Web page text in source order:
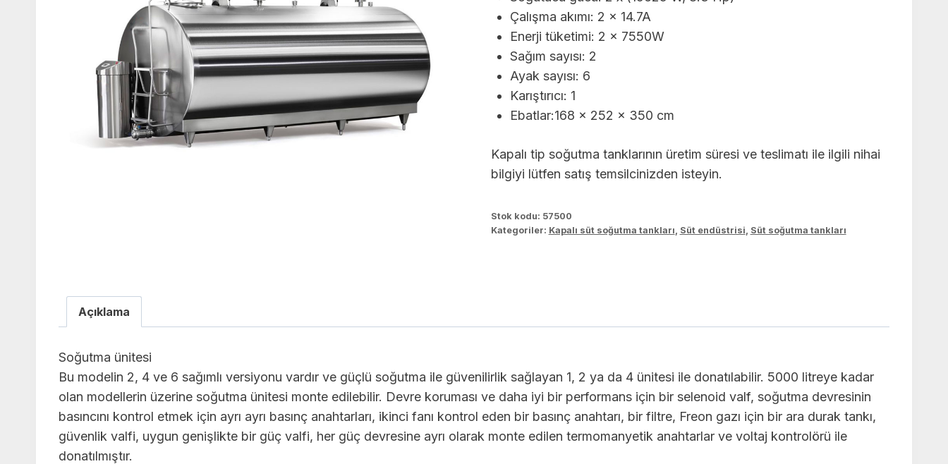
Çalışma akımı: 2 x 14.7A
Enerji tüketimi: 2 x 7550W
Sağım sayısı: 2
Ayak sayısı: 6
Karıştırıcı: 1
Ebatlar:168 x 252 x 350 cm
Kapalı tip soğutma tanklarının üretim süresi ve teslimatı ile ilgili nihai
bilgiyi lütfen satış temsilcinizden isteyin.
Stok kodu: 57500
Kategoriler: Kapalı süt soğutma tankları, Süt endüstrisi, Süt soğutma tankları
Açıklama
Soğutma ünitesi
Bu modelin 2, 4 ve 6 sağımlı versiyonu vardır ve güçlü soğutma ile güvenilirlik sağlayan 1, 2 ya da 4 ünitesi ile donatılabilir. 5000 litreye kadar
olan modellerin üzerine soğutma ünitesi monte edilebilir. Devre koruması ve daha iyi bir performans için bir selenoid valf, soğutma devresinin
basıncını kontrol etmek için ayrı ayrı basınç anahtarları, ikinci fanı kontrol eden bir basınç anahtarı, bir filtre, Freon gazı için bir ara durak tankı,
güvenlik valfi, uygun genişlikte bir güç valfi, her güç devresine ayrı olarak monte edilen termomanyetik anahtarlar ve voltaj kontrolörü ile
donatılmıştır.